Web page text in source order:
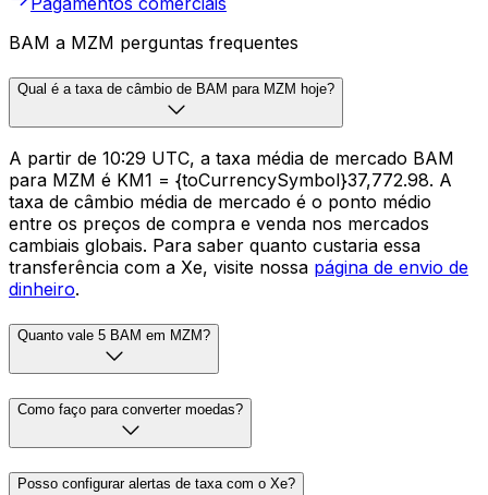
BAM a MZM perguntas frequentes
Qual é a taxa de câmbio de BAM para MZM hoje?
A partir de 10:29 UTC, a taxa média de mercado BAM
para MZM é KM1 = {toCurrencySymbol}37,772.98. A
taxa de câmbio média de mercado é o ponto médio
entre os preços de compra e venda nos mercados
cambiais globais. Para saber quanto custaria essa
transferência com a Xe, visite nossa página de envio de
dinheiro.
Quanto vale 5 BAM em MZM?
Como faço para converter moedas?
Posso configurar alertas de taxa com o Xe?